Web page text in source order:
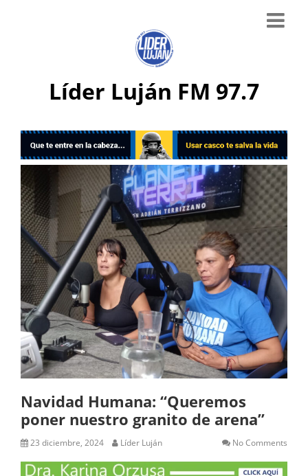
Líder Luján FM 97.7
Navidad Humana: “Queremos
poner nuestro granito de arena”
23 diciembre, 2024 Líder Luján No Comments